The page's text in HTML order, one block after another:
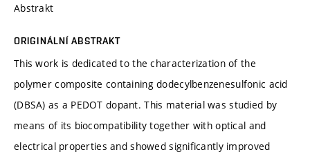
Abstrakt
ORIGINÁLNÍ ABSTRAKT
This work is dedicated to the characterization of the
polymer composite containing dodecylbenzenesulfonic acid
(DBSA) as a PEDOT dopant. This material was studied by
means of its biocompatibility together with optical and
electrical properties and showed significantly improved